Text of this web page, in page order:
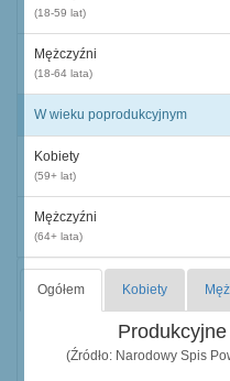
(18-59 lat)
Mężczyźni
(18-64 lata)
W wieku poprodukcyjnym
Kobiety
(59+ lat)
Mężczyźni
(64+ lata)
Ogółem Kobiety
(Źródło: Narodowy Spis